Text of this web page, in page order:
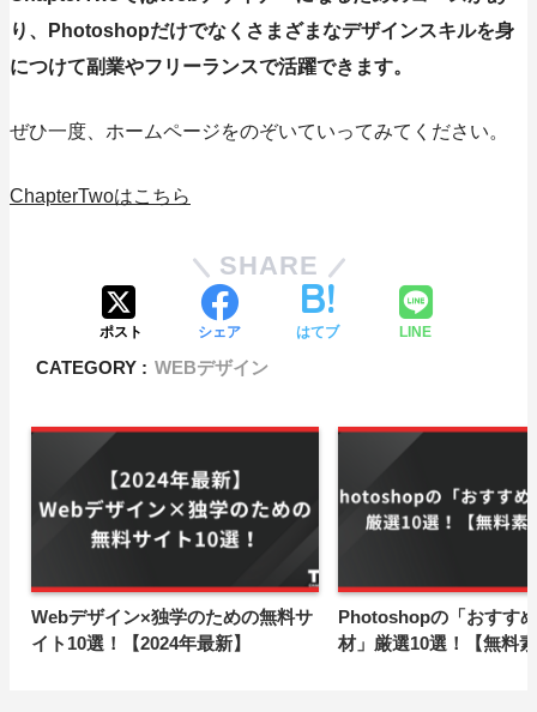
り、Photoshopだけでなくさまざまなデザインスキルを身
につけて副業やフリーランスで活躍できます。
ぜひ一度、ホームページをのぞいていってみてください。
ChapterTwoはこちら
SHARE
ポスト シェア はてブ LINE
CATEGORY : WEBデザイン
Webデザイン×独学のための無料サ
イト10選！【2024年最新】
Photoshopの「おすす
材」厳選10選！【無料